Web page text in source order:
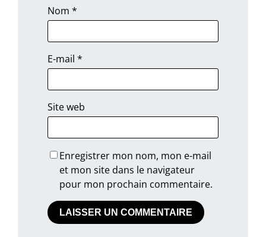
Nom*
E-mail*
Site web
Enregistrer mon nom, mon e-mail
et mon site dans le navigateur
pour mon prochain commentaire.